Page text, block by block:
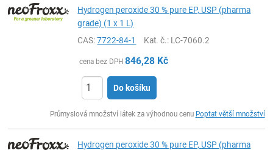
Hydrogen peroxide 30 % pure EP, USP (pharma
grade) (1 x 1 L)
CAS:7722-84-1 Kat. č.: LC-7060.2
cena bez DPH 846,28 Kč
Do košíku
Průmyslová množství látek za výhodnou cenu Poptat větší množství
Hydrogen peroxide 30 % pure EP, USP (pharma